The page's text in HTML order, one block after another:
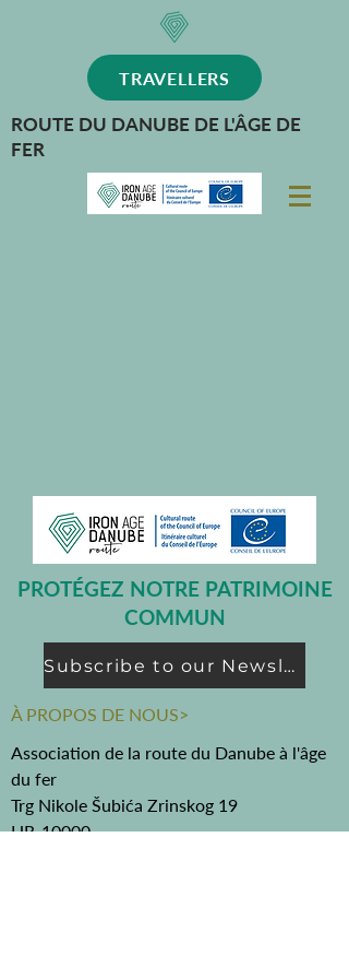
TRAVELLERS
ROUTE DU DANUBE DE L'ÂGE DE
FER
PROTÉGEZ NOTRE PATRIMOINE
COMMUN
Subscribe to our Newsletter
À PROPOS DE NOUS>
Association de la route du Danube à l'âge
du fer
Trg Nikole Šubića Zrinskog 19
HR-10000